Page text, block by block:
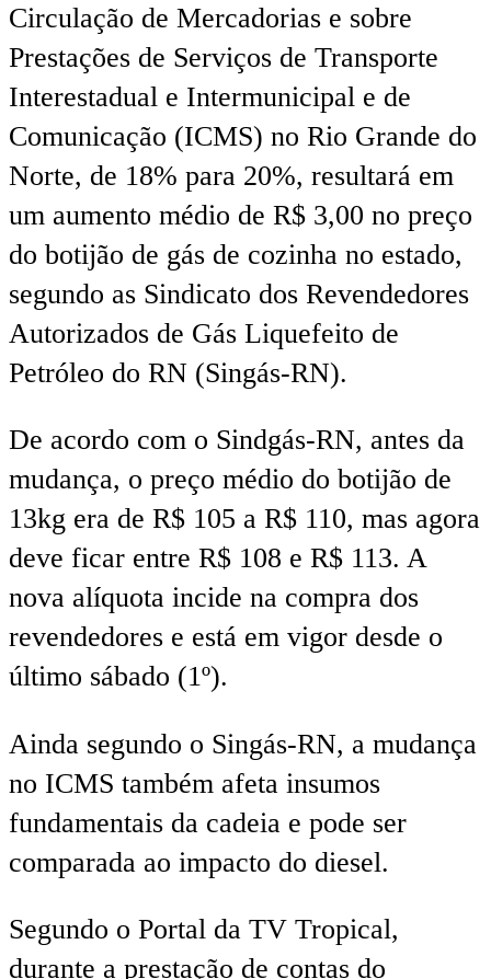
Circulação de Mercadorias e sobre
Prestações de Serviços de Transporte
Interestadual e Intermunicipal e de
Comunicação (ICMS) no Rio Grande do
Norte, de 18% para 20%, resultará em
um aumento médio de R$ 3,00 no preço
do botijão de gás de cozinha no estado,
segundo as Sindicato dos Revendedores
Autorizados de Gás Liquefeito de
Petróleo do RN (Singás-RN).
De acordo com o Sindgás-RN, antes da
mudança, o preço médio do botijão de
13kg era de R$ 105 a R$ 110, mas agora
deve ficar entre R$ 108 e R$ 113. A
nova alíquota incide na compra dos
revendedores e está em vigor desde o
último sábado (1º).
Ainda segundo o Singás-RN, a mudança
no ICMS também afeta insumos
fundamentais da cadeia e pode ser
comparada ao impacto do diesel.
Segundo o Portal da TV Tropical,
durante a prestação de contas do